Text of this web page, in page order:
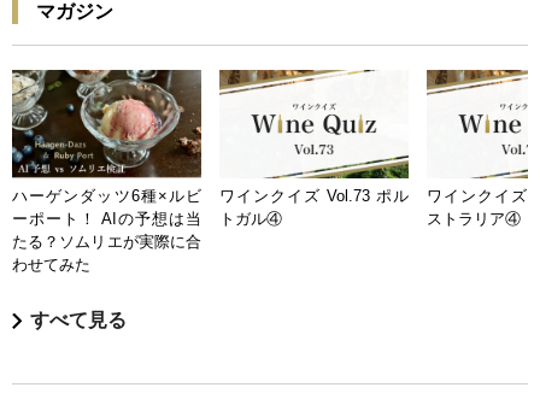
マガジン
ハーゲンダッツ6種×ルビ
ーポート！ AIの予想は当
たる？ソムリエが実際に合
わせてみた
ワインクイズ Vol.73 ポル
トガル④
ワインクイズ
ストラリア④
すべて見る